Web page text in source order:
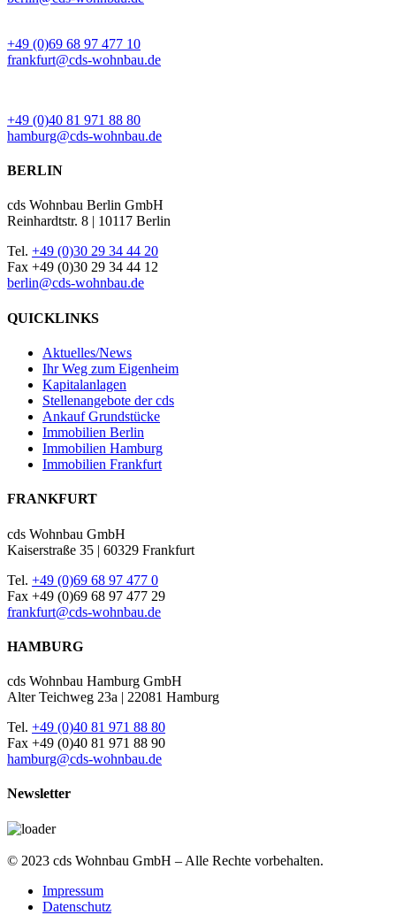
+49 (0)69 68 97 477 10
frankfurt@cds-wohnbau.de
+49 (0)40 81 971 88 80
hamburg@cds-wohnbau.de
BERLIN
cds Wohnbau Berlin GmbH
Reinhardtstr. 8 | 10117 Berlin
Tel. +49 (0)30 29 34 44 20
Fax +49 (0)30 29 34 44 12
berlin@cds-wohnbau.de
QUICKLINKS
Aktuelles/News
Ihr Weg zum Eigenheim
Kapitalanlagen
Stellenangebote der cds
Ankauf Grundstücke
Immobilien Berlin
Immobilien Hamburg
Immobilien Frankfurt
FRANKFURT
cds Wohnbau GmbH
Kaiserstraße 35 | 60329 Frankfurt
Tel. +49 (0)69 68 97 477 0
Fax +49 (0)69 68 97 477 29
frankfurt@cds-wohnbau.de
HAMBURG
cds Wohnbau Hamburg GmbH
Alter Teichweg 23a | 22081 Hamburg
Tel. +49 (0)40 81 971 88 80
Fax +49 (0)40 81 971 88 90
hamburg@cds-wohnbau.de
Newsletter
© 2023 cds Wohnbau GmbH – Alle Rechte vorbehalten.
Impressum
Datenschutz